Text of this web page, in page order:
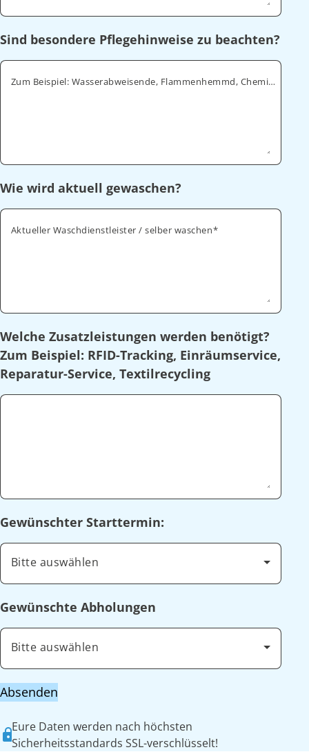
Sind besondere Pflegehinweise zu beachten?
Zum Beispiel: Wasserabweisende, Flammenhemmd, Chemikalienabweisende
Wie wird aktuell gewaschen?
Aktueller Waschdienstleister / selber waschen
Welche Zusatzleistungen werden benötigt?
Zum Beispiel: RFID-Tracking, Einräumservice,
Reparatur-Service, Textilrecycling
Gewünschter Starttermin:
Bitte auswählen
Gewünschte Abholungen
Bitte auswählen
Absenden
Eure Daten werden nach höchsten
Sicherheitsstandards SSL-verschlüsselt!